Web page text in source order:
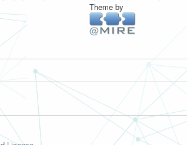
Theme by